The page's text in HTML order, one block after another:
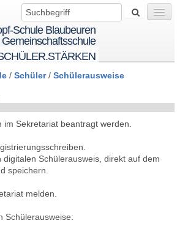
Schule Blaubeuren
Gemeinschaftsschule
/Schüler /Schülerausweise
Sekretariat beantragt werden.
Schülerausweis, direkt auf dem
speichern.
melden.
Schülerausweise: